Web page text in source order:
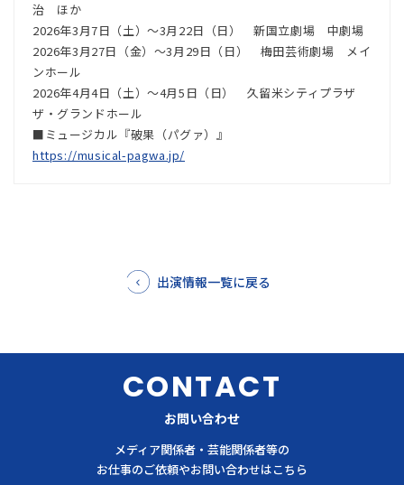
治 ほか
2026年3月7日（土）～3月22日（日） 新国立劇場 中劇場
2026年3月27日（金）～3月29日（日） 梅田芸術劇場 メイ
ンホール
2026年4月4日（土）～4月5日（日） 久留米シティプラザ
ザ・グランドホール
■ミュージカル『破果（パグァ）』
https://musical-pagwa.jp/
出演情報一覧に戻る
CONTACT
お問い合わせ
メディア関係者・芸能関係者等の
お仕事のご依頼やお問い合わせはこちら